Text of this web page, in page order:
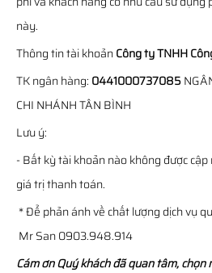
này.
Thông tin tài khoảnCông ty TNHH
TK ngân hàng: 0441000737085
CHI NHÁNH TÂN BÌNH
Lưu ý:
- Bất kỳ tài khoản nào không được
giá trị thanh toán.
* Để phản ánh về chất lượng dịch vụ
Mr San 0903.948.914
Cám ơn Quý khách đã quan tâm, chọn